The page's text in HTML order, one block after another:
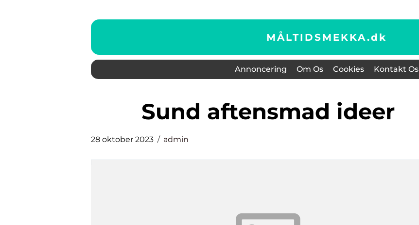
MÅLTIDSMEKKA.dk
Annoncering Om Os Cookies Kontakt Os
sund aftensmad ideer
28 oktober 2023 admin